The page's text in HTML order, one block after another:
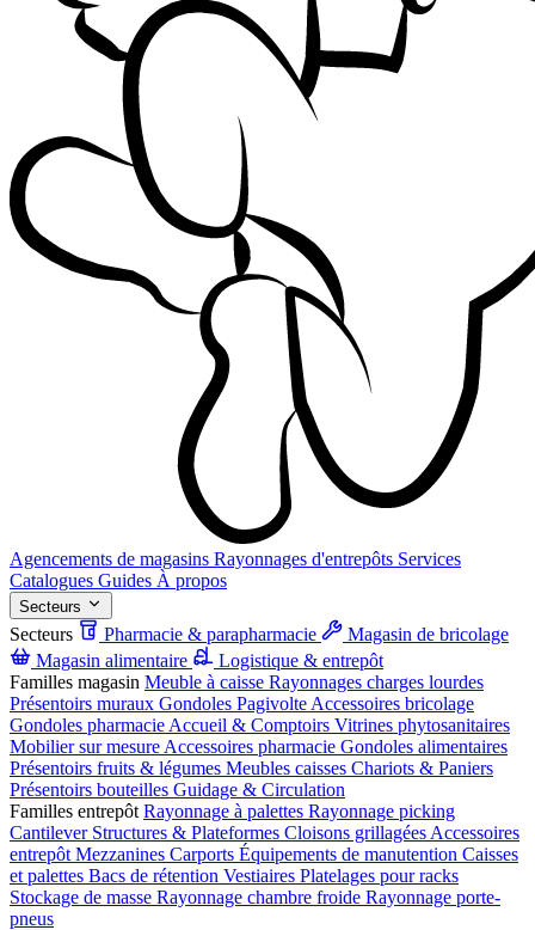
Agencements de magasins Rayonnages d'entrepôts Services
Catalogues Guides À propos
Secteurs
Secteurs Pharmacie & parapharmacie
Magasin de bricolage
Magasin alimentaire
Logistique & entrepôt
Familles magasin Meuble à caisse Rayonnages charges lourdes
Présentoirs muraux Gondoles Pagivolte Accessoires bricolage
Gondoles pharmacie Accueil & Comptoirs Vitrines phytosanitaires
Mobilier sur mesure Accessoires pharmacie Gondoles alimentaires
Présentoirs fruits & légumes Meubles caisses Chariots & Paniers
Présentoirs bouteilles Guidage & Circulation
Familles entrepôt Rayonnage à palettes Rayonnage picking
Cantilever Structures & Plateformes Cloisons grillagées Accessoires
entrepôt Mezzanines Carports Équipements de manutention Caisses
et palettes Bacs de rétention Vestiaires Platelages pour racks
Stockage de masse Rayonnage chambre froide Rayonnage porte-
pneus